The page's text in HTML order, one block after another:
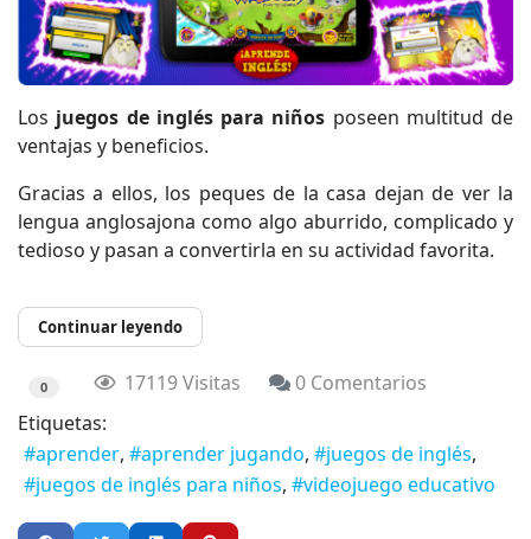
Los juegos de inglés para niños poseen multitud de
ventajas y beneficios.
Gracias a ellos, los peques de la casa dejan de ver la
lengua anglosajona como algo aburrido, complicado y
tedioso y pasan a convertirla en su actividad favorita.
Continuar leyendo
0 17119 Visitas
0 Comentarios
Etiquetas:
aprender
aprender jugando
juegos de inglés
juegos de inglés para niños
videojuego educativo